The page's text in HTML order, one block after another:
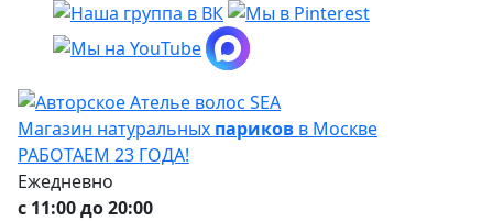
Магазин натуральных париков в Москве
РАБОТАЕМ 23 ГОДА!
Ежедневно
с 11:00 до 20:00